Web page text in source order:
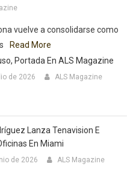
vuelve a consolidarse como
Read More
Portada En ALS Magazine
de 2026 ALS Magazine
Lanza Tenavision E
En Miami
de 2026 ALS Magazine